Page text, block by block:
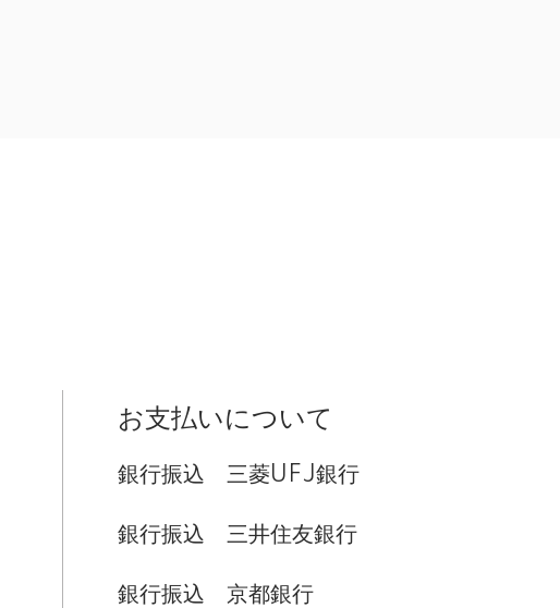
お支払いについて
銀行振込 三菱UFJ銀行
銀行振込 三井住友銀行
銀行振込 京都銀行